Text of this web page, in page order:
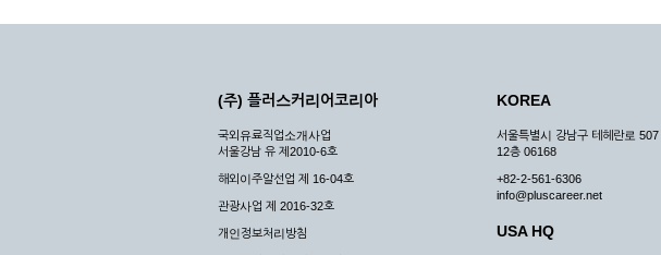
(주) 플러스커리어코리아
국외유료직업소개사업
서울강남 유 제2010-6호
해외이주알선업 제 16-04호
관광사업 제 2016-32호
개인정보처리방침
KOREA
서울특별시 강남구 테헤란로 507
12층 06168
+82-2-561-6306
info@pluscareer.net
USA HQ